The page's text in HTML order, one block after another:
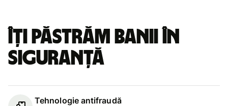
Îți păstrăm banii în
siguranță
Tehnologie antifraudă